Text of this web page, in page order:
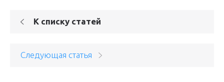
К списку статей
Следующая статья